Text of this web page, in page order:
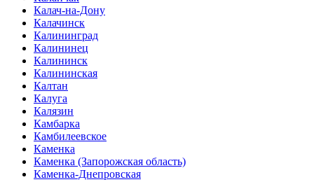
Калач-на-Дону
Калачинск
Калининград
Калининец
Калининск
Калининская
Калтан
Калуга
Калязин
Камбарка
Камбилеевское
Каменка
Каменка (Запорожская область)
Каменка-Днепровская